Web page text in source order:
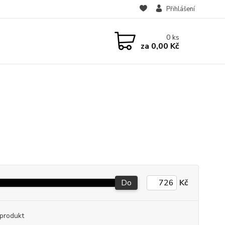
Přihlášení
0ks
za 0,00 Kč
Do Kč